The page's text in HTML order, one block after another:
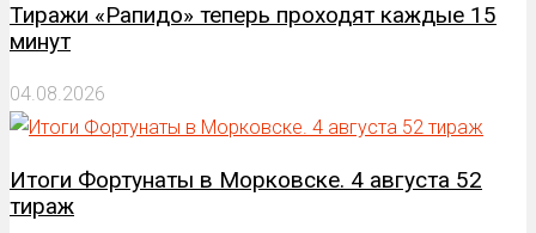
Тиражи «Рапидо» теперь проходят каждые 15
минут
04.08.2026
Итоги Фортунаты в Морковске. 4 августа 52
тираж